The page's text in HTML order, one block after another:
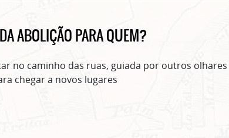
ABOLIÇÃO PARA QUEM?
no caminho das ruas, guiada por outros olhares
chegar a novos lugares